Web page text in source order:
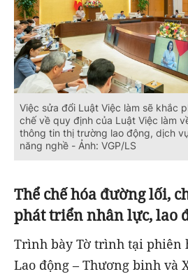
Việc sửa đổi Luật Việc làm sẽ khắc
chế về quy định của Luật Việc làm
thông tin thị trường lao động, dịch
năng nghề - Ảnh: VGP/LS
Thể chế hóa đường lối,
phát triển nhân lực, lao
Trình bày Tờ trình tại phiên
Lao động – Thương binh và